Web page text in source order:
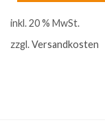
inkl. 20 % MwSt.
zzgl.Versandkosten